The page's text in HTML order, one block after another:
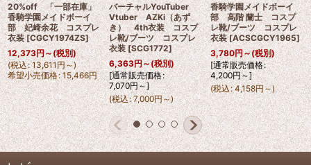
20%off 「一部在庫」
香騎学園メイドボーイ
部 妃崎余花 コスプレ
衣装 [CGCY1974ZS]
12,373円～(税別)
(税込: 13,611円～)
希望小売価格: 15,466円
バーチャルYouTuber
Vtuber AZKi（あず
き） 4th衣装 コスプ
レ靴/ブーツ コスプレ
衣装 [SCG1772]
6,363円～(税別)
[通常販売価格:
7,070円～]
(税込: 7,000円～)
香騎学園メイドボーイ
部 高階 蘭士 コスプ
レ靴/ブーツ コスプレ
衣装 [ACSCGCY1965]
3,780円～(税別)
[通常販売価格:
4,200円～]
(税込 : 4,158円～)